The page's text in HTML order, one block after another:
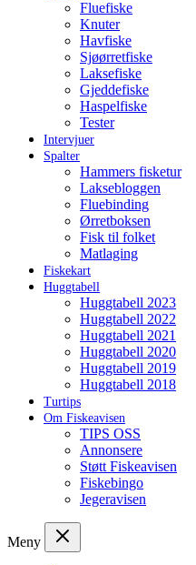
Fluefiske
Knuter
Havfiske
Sjøørretfiske
Laksefiske
Gjeddefiske
Haspelfiske
Tester
Intervjuer
Spalter
Hammers fisketur
Laksebloggen
Fluebinding
Ørretboksen
Fisk til folket
Matlaging
Fiskekart
Huggtabell
Huggtabell 2023
Huggtabell 2022
Huggtabell 2021
Huggtabell 2020
Huggtabell 2019
Huggtabell 2018
Turtips
Om Fiskeavisen
TIPS OSS
Annonsere
Støtt Fiskeavisen
Fiskebingo
Jegeravisen
Meny